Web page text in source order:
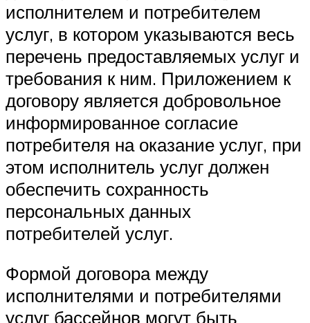
исполнителем и потребителем
услуг, в котором указываются весь
перечень предоставляемых услуг и
требования к ним. Приложением к
договору является добровольное
информированное согласие
потребителя на оказание услуг, при
этом исполнитель услуг должен
обеспечить сохранность
персональных данных
потребителей услуг.
Формой договора между
исполнителями и потребителями
услуг бассейнов могут быть